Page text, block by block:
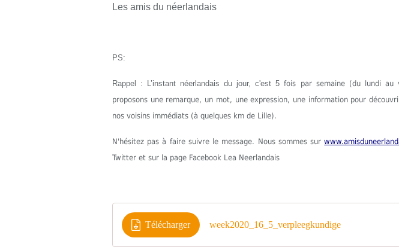
Les amis du néerlandais
PS:
Rappel : L’instant néerlandais du jour, c'est 5fois par semaine (du lundi au
proposons une remarque, un mot, une expression, une information pour
nos voisins immédiats (à quelques km de Lille).
N'hésitez pas à faire suivre le message. Nous sommes sur
Twitter et sur la page Facebook Lea Neerlandais
Télécharger week2020_16_5_verpleegkundige